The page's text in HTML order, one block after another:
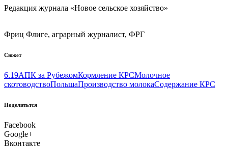
Редакция журнала «Новое сельское хозяйство»
Фриц Флиге, аграрный журналист, ФРГ
Сюжет
6.19АПК за РубежомКормление КРСМолочное
скотоводствоПольшаПроизводство молокаСодержание КРС
Поделитьтся
Facebook
Google+
Вконтакте